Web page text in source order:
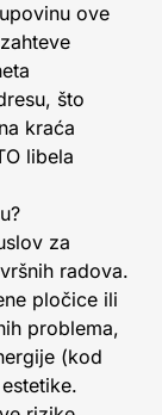
ove
što
kraća
libela
za
radova.
pločice ili
problema,
(kod